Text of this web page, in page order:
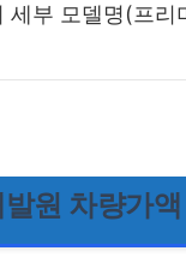
세부 모델명(프
원 차량가